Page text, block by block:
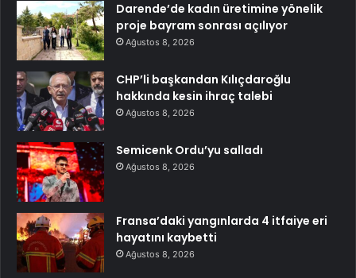
Darende’de kadın üretimine yönelik
proje bayram sonrası açılıyor
Ağustos 8, 2026
CHP’li başkandan Kılıçdaroğlu
hakkında kesin ihraç talebi
Ağustos 8, 2026
Semicenk Ordu’yu salladı
Ağustos 8, 2026
Fransa’daki yangınlarda 4 itfaiye eri
hayatını kaybetti
Ağustos 8, 2026